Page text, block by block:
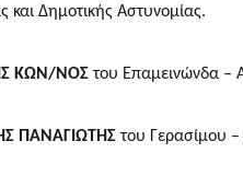
και Δημοτικής Αστυνομίας.
ΚΩΝ/ΝΟΣτου Επαμεινώνδα –
ΠΑΝΑΓΙΩΤΗΣτου Γερασίμου